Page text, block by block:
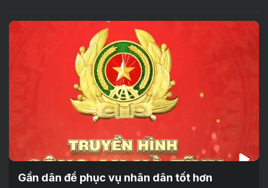
Gần dân để phục vụ nhân dân tốt hơn